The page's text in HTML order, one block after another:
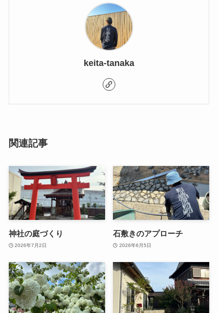
keita-tanaka
関連記事
神社の庭づくり
2026年7月2日
石敷きのアプローチ
2026年6月5日